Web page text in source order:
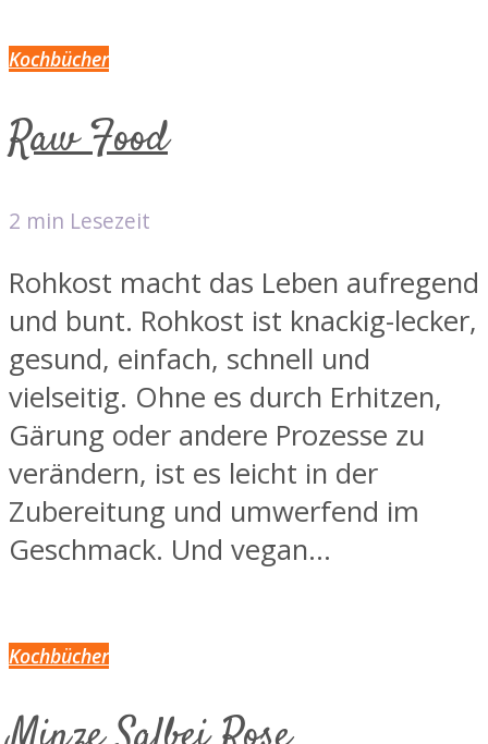
Kochbücher
Raw Food
2 min Lesezeit
Rohkost macht das Leben aufregend
und bunt. Rohkost ist knackig-lecker,
gesund, einfach, schnell und
vielseitig. Ohne es durch Erhitzen,
Gärung oder andere Prozesse zu
verändern, ist es leicht in der
Zubereitung und umwerfend im
Geschmack. Und vegan...
Kochbücher